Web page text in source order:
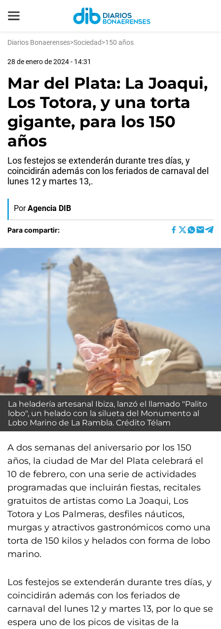
Diarios Bonaerenses>Sociedad>150 años
28 de enero de 2024 - 14:31
Mar del Plata: La Joaqui,
Los Totora, y una torta
gigante, para los 150
años
Los festejos se extenderán durante tres días, y
coincidirán además con los feriados de carnaval del
lunes 12 y martes 13,.
Por Agencia DIB
Para compartir:
La heladería artesanal Ibiza, lanzó el llamado "Palito
lobo", un helado con la silueta del Monumento al
Lobo Marino de La Rambla. Crédito Télam
A dos semanas del aniversario por los 150
años, la ciudad de Mar del Plata celebrará el
10 de febrero, con una serie de actividades
programadas que incluirán fiestas, recitales
gratuitos de artistas como La Joaqui, Los
Totora y Los Palmeras, desfiles náuticos,
murgas y atractivos gastronómicos como una
torta de 150 kilos y helados con forma de lobo
marino.
Los festejos se extenderán durante tres días, y
coincidirán además con los feriados de
carnaval del lunes 12 y martes 13, por lo que se
espera uno de los picos de visitas de la